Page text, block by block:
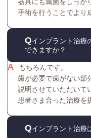
手術を行うことでより
インプラント治療
できますか？
もちろんです。
歯が必要で歯がない部
説明させていただいて
患者さま合った治療を
インプラント治療